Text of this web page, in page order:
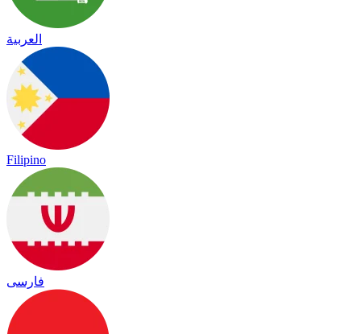
العربية
Filipino
فارسی